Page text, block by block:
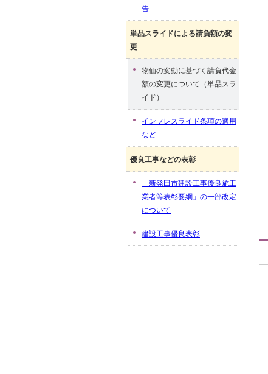
告
単品スライドによる請負額の変
更
物価の変動に基づく請負代金
額の変更について（単品スラ
イド）
インフレスライド条項の適用
など
優良工事などの表彰
「新発田市建設工事優良施工
業者等表彰要綱」の一部改定
について
建設工事優良表彰